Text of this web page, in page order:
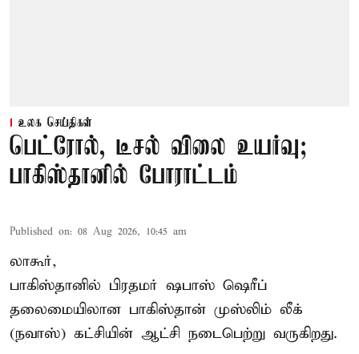
உலக செய்திகள்
பெட்ரோல், டீசல் விலை உயர்வு;
பாகிஸ்தானில் போராட்டம்
Published on: 08 Aug 2026, 10:45 am
லாகூர்,
பாகிஸ்தானில் பிரதமர் ஷபாஸ் ஷெரீப்
தலைமையிலான பாகிஸ்தான் முஸ்லிம் லீக்
(நவாஸ்) கட்சியின் ஆட்சி நடைபெற்று வருகிறது.